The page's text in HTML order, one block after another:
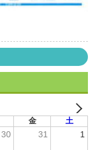
金 土
30 31 1